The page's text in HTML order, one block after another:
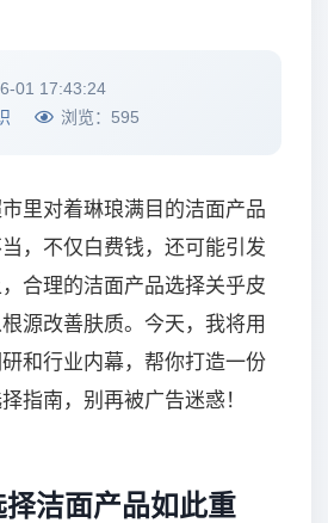
01 17:43:24
浏览： 595
里对着琳琅满目的洁面产品
，不仅白费钱，还可能引发
合理的洁面产品选择关乎皮
源改善肤质。今天，我将用
和行业内幕，帮你打造一份
指南，别再被广告迷惑！
洁面产品如此重